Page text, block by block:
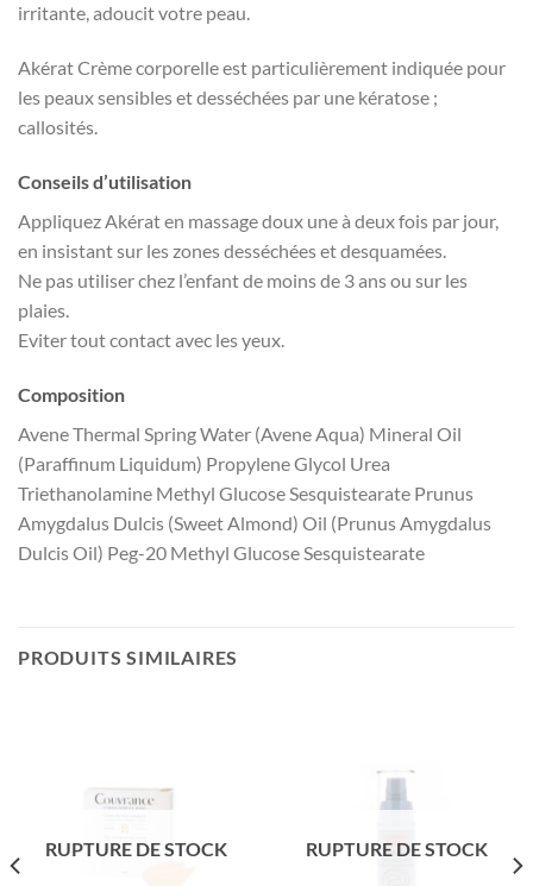
irritante, adoucit votre peau.
Akérat Crème corporelle est particulièrement indiquée pour
les peaux sensibles et desséchées par une kératose ;
callosités.
Conseils d’utilisation
Appliquez Akérat en massage doux une à deux fois par jour,
en insistant sur les zones desséchées et desquamées.
Ne pas utiliser chez l’enfant de moins de 3 ans ou sur les
plaies.
Eviter tout contact avec les yeux.
Composition
Avene Thermal Spring Water (Avene Aqua) Mineral Oil
(Paraffinum Liquidum) Propylene Glycol Urea
Triethanolamine Methyl Glucose Sesquistearate Prunus
Amygdalus Dulcis (Sweet Almond) Oil (Prunus Amygdalus
Dulcis Oil) Peg-20 Methyl Glucose Sesquistearate
PRODUITS SIMILAIRES
RUPTURE DE STOCK RUPTURE DE STOCK